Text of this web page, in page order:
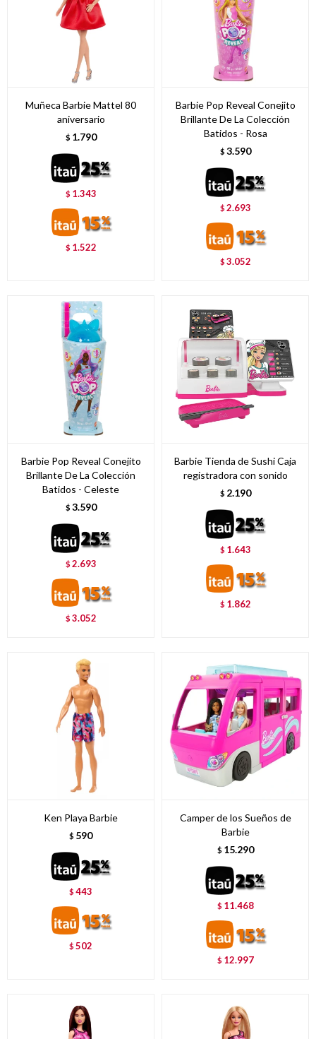
Muñeca Barbie Mattel 80
aniversario
$ 1.790
$ 1.343
$ 1.522
Barbie Pop Reveal Conejito
Brillante De La Colección
Batidos - Rosa
$ 3.590
$2.693
$3.052
Barbie Pop Reveal Conejito
Brillante De La Colección
Batidos - Celeste
$ 3.590
$2.693
$3.052
Barbie Tienda de Sushi Caja
registradora con sonido
$ 2.190
$ 1.643
$ 1.862
Ken Playa Barbie
$ 590
$443
$502
Camper de los Sueños de
Barbie
$ 15.290
$ 11.468
$ 12.997